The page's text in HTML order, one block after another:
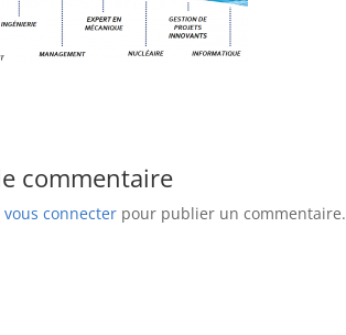
commentaire
vous connecterpour publier un commentaire.